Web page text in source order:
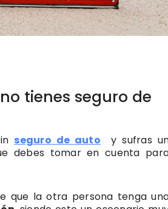
tienes seguro de
seguro de auto y sufras
debes tomar en cuenta
que la otra persona tenga